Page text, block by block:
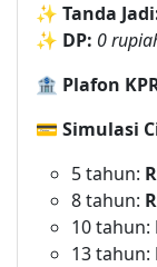
✨ Tanda
✨ DP: 0
🏦 Plafon
💳 Simulasi
5 tahun:
8 tahun:
10 tahun:
13 tahun: